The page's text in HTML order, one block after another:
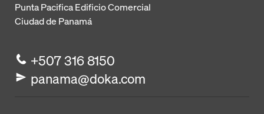
Punta PacificaEdificio Comercial
Ciudad de Panamá
+507 316 8150
panama@doka.com